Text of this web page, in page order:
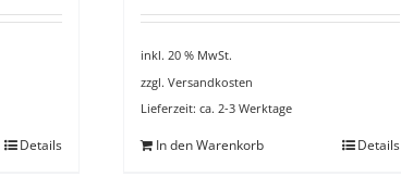
Details
inkl. 20 % MwSt.
zzgl. Versandkosten
Lieferzeit: ca. 2-3 Werktage
In den Warenkorb Details